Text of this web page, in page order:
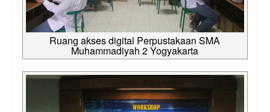
Ruang akses digital Perpustakaan SMA
Muhammadiyah 2 Yogyakarta